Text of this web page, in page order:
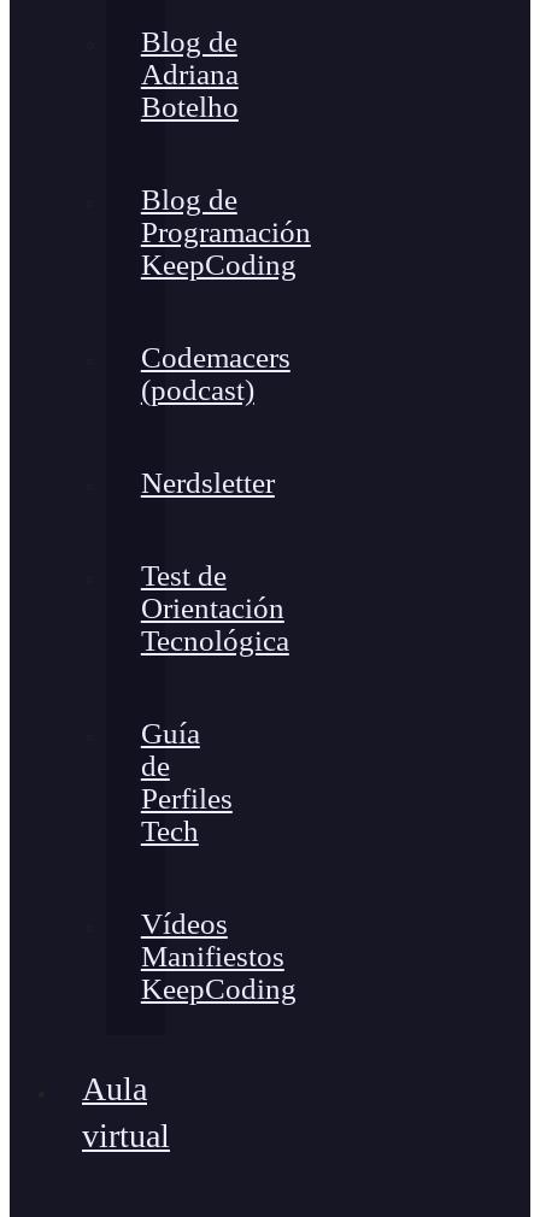
Blog de
Adriana
Botelho
Blog de
Programación
KeepCoding
Codemacers
(podcast)
Nerdsletter
Test de
Orientación
Tecnológica
Guía
de
Perfiles
Tech
Vídeos
Manifiestos
KeepCoding
Aula
virtual